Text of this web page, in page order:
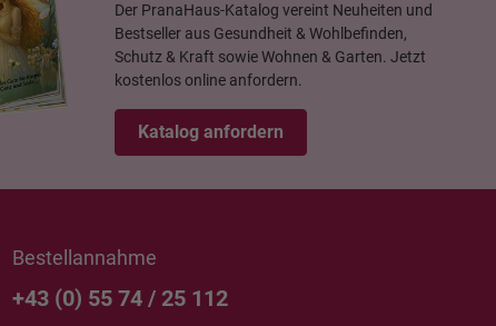
Der PranaHaus-Katalog vereint Neuheiten und
Bestseller aus Gesundheit & Wohlbefinden,
Schutz & Kraft sowie Wohnen & Garten. Jetzt
kostenlos online anfordern.
Katalog anfordern
Bestellannahme
+43 (0) 55 74 / 25 112